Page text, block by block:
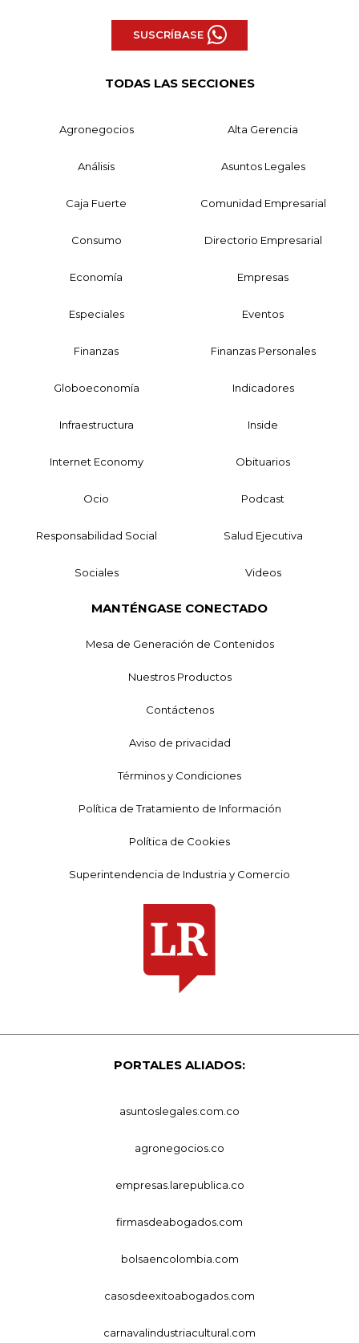
SUSCRÍBASE
TODAS LAS SECCIONES
Agronegocios Alta Gerencia
Análisis Asuntos Legales
Caja Fuerte Comunidad Empresarial
Consumo Directorio Empresarial
Economía Empresas
Especiales Eventos
Finanzas Finanzas Personales
Globoeconomía Indicadores
Infraestructura Inside
Internet Economy Obituarios
Ocio Podcast
Responsabilidad Social Salud Ejecutiva
Sociales Videos
MANTÉNGASE CONECTADO
Mesa de Generación de Contenidos
Nuestros Productos
Contáctenos
Aviso de privacidad
Términos y Condiciones
Política de Tratamiento de Información
Política de Cookies
Superintendencia de Industria y Comercio
PORTALES ALIADOS:
asuntoslegales.com.co
agronegocios.co
empresas.larepublica.co
firmasdeabogados.com
bolsaencolombia.com
casosdeexitoabogados.com
carnavalindustriacultural.com